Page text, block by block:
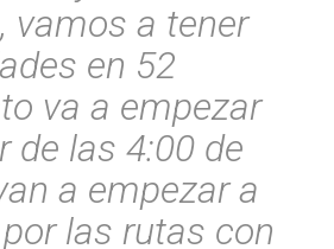
vamos a tener
en 52
va a empezar
de las 4:00 de
a empezar a
las rutas con